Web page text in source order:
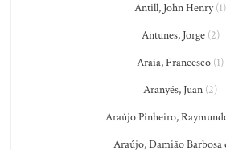
Antill, John Henry(1)
Antunes, Jorge(2)
Araia, Francesco (1)
Aranyés, Juan (2)
Araújo Pinheiro,
Araújo, Damião Barbosa